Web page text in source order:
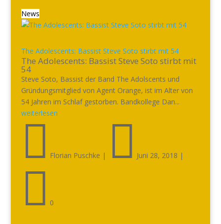
News
The Adolescents: Bassist Steve Soto stirbt mit 54
The Adolescents: Bassist Steve Soto stirbt mit
54
Steve Soto, Bassist der Band The Adolscents und
Gründungsmitglied von Agent Orange, ist im Alter von
54 Jahren im Schlaf gestorben. Bandkollege Dan...
weiterlesen
 Florian Puschke |  Juni 28, 2018 |
 0